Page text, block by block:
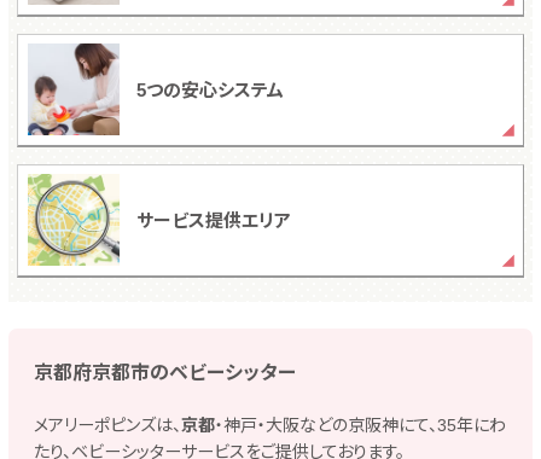
5つの安心システム
サービス提供エリア
京都府京都市のベビーシッター
メアリーポピンズは、京都・神戸・大阪などの京阪神にて、35年にわ
たり、ベビーシッターサービスをご提供しております。